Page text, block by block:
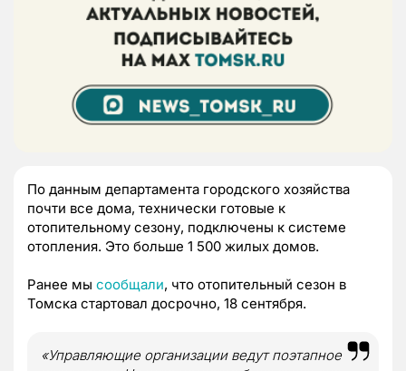
По данным департамента городского хозяйства
почти все дома, технически готовые к
отопительному сезону, подключены к системе
отопления. Это больше 1 500 жилых домов.
Ранее мы сообщали, что отопительный сезон в
Томска стартовал досрочно, 18 сентября.
«Управляющие организации ведут поэтапное